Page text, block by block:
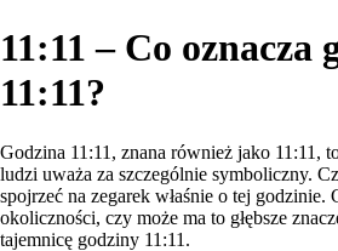
11:11 – Co oznacza
11:11?
Godzina 11:11, znana również jako 11:11,
ludzi uważa za szczególnie symboliczny.
spojrzeć na zegarek właśnie o tej
okoliczności, czy może ma to głębsze
tajemnicę godziny 11:11.